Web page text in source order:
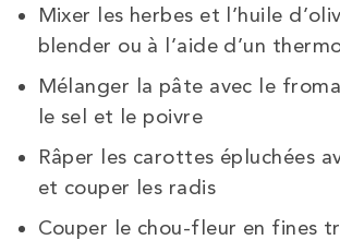
Mixer les herbes et l’huile
blender ou à l’aide d’un
Mélanger la pâte avec le
le sel et le poivre
Râper les carottes épluchées
et couper les radis
Couper le chou-fleur en fines